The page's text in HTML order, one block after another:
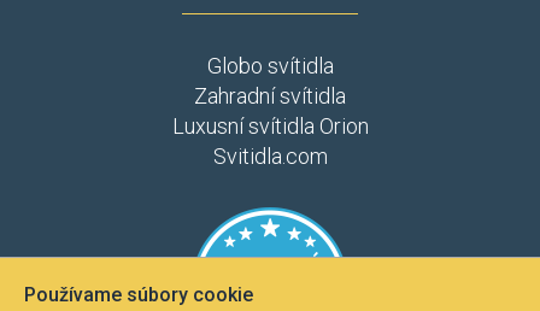
Globo svítidla
Zahradní svítidla
Luxusní svítidla Orion
Svitidla.com
Používame súbory cookie